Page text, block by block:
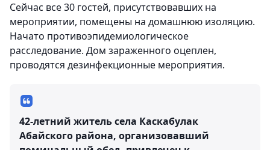
Сейчас все 30 гостей, присутствовавших на
мероприятии, помещены на домашнюю изоляцию.
Начато противоэпидемиологическое
расследование. Дом зараженного оцеплен,
проводятся дезинфекционные мероприятия.
42-летний житель села Каскабулак
Абайского района, организовавший